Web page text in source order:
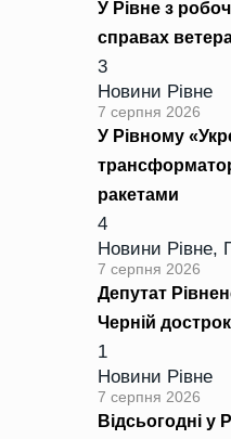
У Рівне з
справах
3
Новини Рівне
7 серпня 2026
У Рівному
ракетами
4
Новини Рівне,
7 серпня 2026
Депутат
Черній
1
Новини Рівне
7 серпня 2026
Відсьогодні у